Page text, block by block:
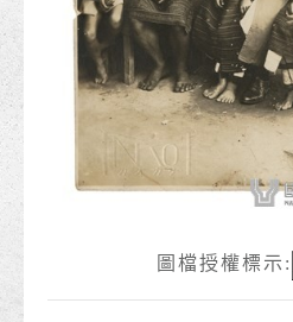
圖檔授權標示: